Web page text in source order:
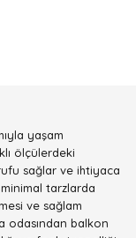
yaşam
ölçülerdeki
sağlar ve ihtiyaca
tarzlarda
ve sağlam
odasından balkon